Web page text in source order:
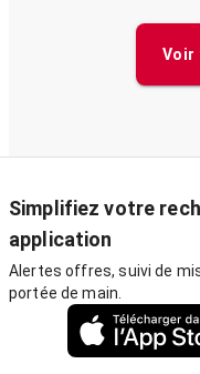
Voir
Simplifiez votre
application
Alertes offres, suivi de
portée de main.